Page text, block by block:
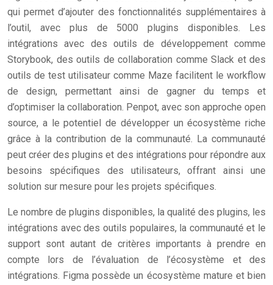
qui permet d’ajouter des fonctionnalités supplémentaires à
l’outil, avec plus de 5000 plugins disponibles. Les
intégrations avec des outils de développement comme
Storybook, des outils de collaboration comme Slack et des
outils de test utilisateur comme Maze facilitent le workflow
de design, permettant ainsi de gagner du temps et
d’optimiser la collaboration. Penpot, avec son approche open
source, a le potentiel de développer un écosystème riche
grâce à la contribution de la communauté. La communauté
peut créer des plugins et des intégrations pour répondre aux
besoins spécifiques des utilisateurs, offrant ainsi une
solution sur mesure pour les projets spécifiques.
Le nombre de plugins disponibles, la qualité des plugins, les
intégrations avec des outils populaires, la communauté et le
support sont autant de critères importants à prendre en
compte lors de l’évaluation de l’écosystème et des
intégrations. Figma possède un écosystème mature et bien